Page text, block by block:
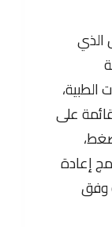
الذي
الطبية،
على
إعادة
وفق